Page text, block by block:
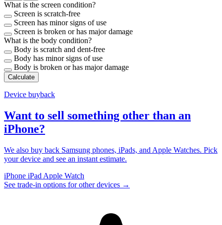
What is the screen condition?
Screen is scratch-free
Screen has minor signs of use
Screen is broken or has major damage
What is the body condition?
Body is scratch and dent-free
Body has minor signs of use
Body is broken or has major damage
Calculate
Device buyback
Want to sell something other than an
iPhone?
We also buy back Samsung phones, iPads, and Apple Watches. Pick
your device and see an instant estimate.
iPhone iPad Apple Watch
See trade-in options for other devices →